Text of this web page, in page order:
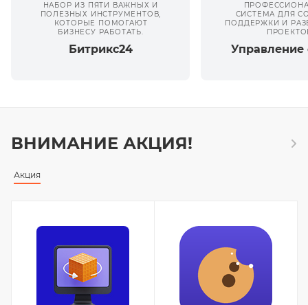
НАБОР ИЗ ПЯТИ ВАЖНЫХ И
ПОЛЕЗНЫХ ИНСТРУМЕНТОВ,
КОТОРЫЕ ПОМОГАЮТ
БИЗНЕСУ РАБОТАТЬ.
Битрикс24
СИСТЕМА ДЛЯ
ПОДДЕРЖКИ И
Управление
ВНИМАНИЕ АКЦИЯ!
Акция